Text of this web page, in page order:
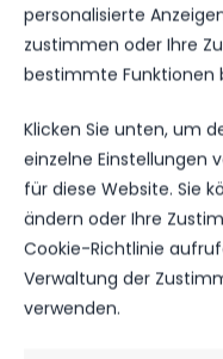
personalisierte
zustimmen oder Ihre
bestimmte Funktionen
Klicken Sie unten, um
einzelne Einstellungen
für diese Website. Sie
ändern oder Ihre
Cookie-Richtlinie
Verwaltung der
verwenden.
0
2
0